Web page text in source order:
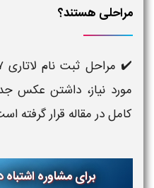
مراحلی هستند؟
مورد نیاز، داشتن عکس
کامل در مقاله قرار گرفته
برای مشاوره ​اشتباه